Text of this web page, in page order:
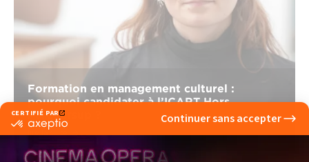
Formation en management culturel :
pourquoi candidater à l’ICART Hors
Parcoursup ?
lire la suite